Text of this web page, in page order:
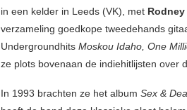
in een kelder in Leeds (VK), met
verzameling goedkope tweedehands
Undergroundhits Moskou Idaho, One
ze plots bovenaan de indiehitlijsten over
In 1993 brachten ze het album Sex &